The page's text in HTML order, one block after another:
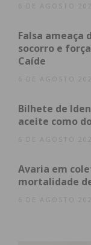
obtenha
Eu li e
6 DE AGOSTO
Falsa ameaça
socorro e
Caíde
6 DE AGOSTO
Bilhete de
aceite como
6 DE AGOSTO
Avaria em
mortalidade
6 DE AGOSTO